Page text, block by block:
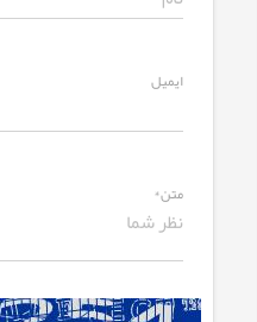
ایمیل
متن*